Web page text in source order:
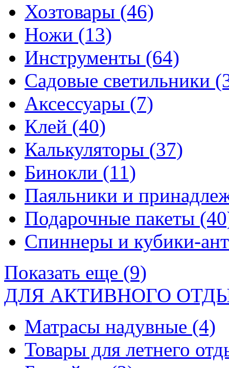
Хозтовары (46)
Ножи (13)
Инструменты (64)
Садовые светильники
Аксессуары (7)
Клей (40)
Калькуляторы (37)
Бинокли (11)
Паяльники и
Подарочные пакеты
Спиннеры и кубики-
Показать еще (9)
ДЛЯ АКТИВНОГО
Матрасы надувные (4)
Товары для летнего